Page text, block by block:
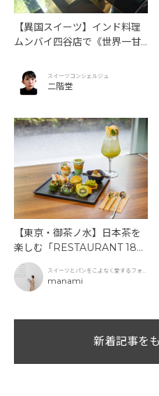
【異国スイーツ】インド料理
ムンバイ四谷店で《世界一甘
ー》を味わうスイーツコンシェルジュ
二階堂
【東京・御茶ノ水】日本茶を
楽しむ「RESTAURANT 189
9 OCHANOMIZU」の抹茶ア
フタヌーンティーと新作クリ
ームソーダ
スイーツとパンをこよなく愛するフォト
グラファー
manami
新着記事を